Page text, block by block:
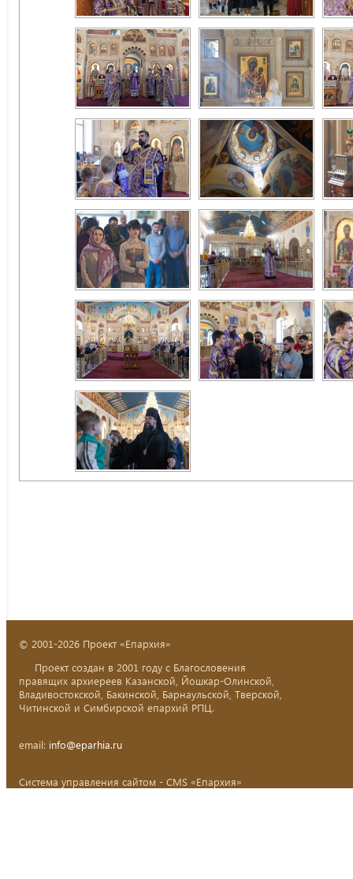
© 2001-2026 Проект «Епархия»
Проект создан в 2001 году с Благословения
правящих архиереев Казанской, Йошкар-Олинской,
Владивостокской, Бакинской, Барнаульской, Тверской,
Читинской и Симбирской епархий РПЦ.
email: info@eparhia.ru
Система управления сайтом - CMS «Епархия»